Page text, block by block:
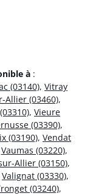
à :
(03140), Vitray
Allier (03460),
, Vieure
(03390),
(03190), Vendat
Vaumas (03220),
Allier (03150),
Valignat (03330),
(03240),